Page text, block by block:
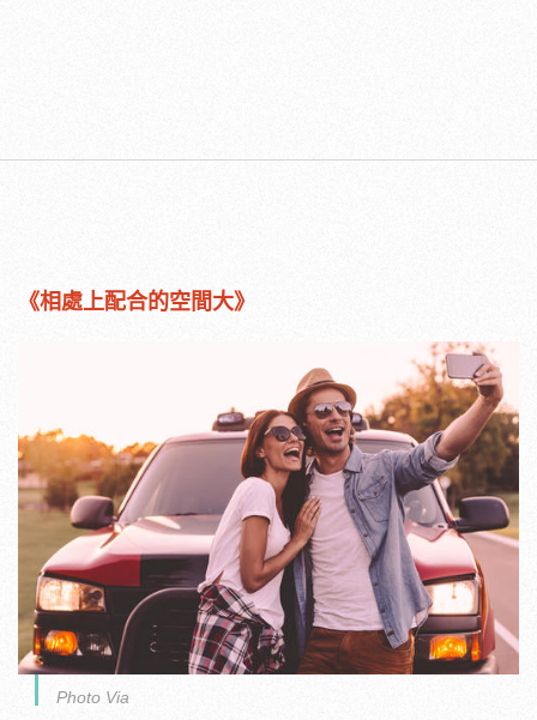
《相處上配合的空間大》
Photo Via